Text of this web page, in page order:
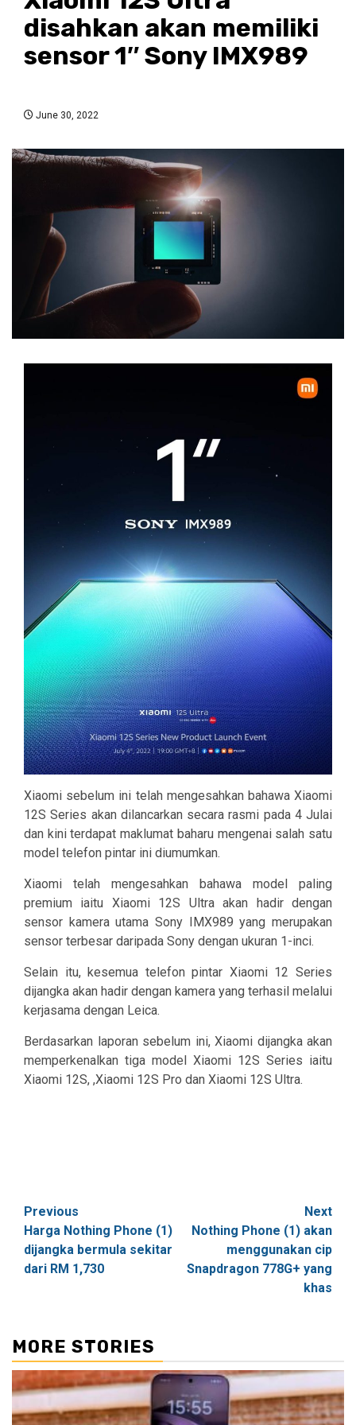
disahkan akan memiliki
sensor 1″ Sony IMX989
June 30, 2022
Xiaomi sebelum ini telah mengesahkan bahawa Xiaomi
12S Series akan dilancarkan secara rasmi pada 4 Julai
dan kini terdapat maklumat baharu mengenai salah satu
model telefon pintar ini diumumkan.
Xiaomi telah mengesahkan bahawa model paling
premium iaitu Xiaomi 12S Ultra akan hadir dengan
sensor kamera utama Sony IMX989 yang merupakan
sensor terbesar daripada Sony dengan ukuran 1-inci.
Selain itu, kesemua telefon pintar Xiaomi 12 Series
dijangka akan hadir dengan kamera yang terhasil melalui
kerjasama dengan Leica.
Berdasarkan laporan sebelum ini, Xiaomi dijangka akan
memperkenalkan tiga model Xiaomi 12S Series iaitu
Xiaomi 12S, ,Xiaomi 12S Pro dan Xiaomi 12S Ultra.
Post
navigation
Previous
Harga Nothing Phone (1)
dijangka bermula sekitar
dari RM 1,730
Next
Nothing Phone (1) akan
menggunakan cip
Snapdragon 778G+ yang
khas
MORE STORIES